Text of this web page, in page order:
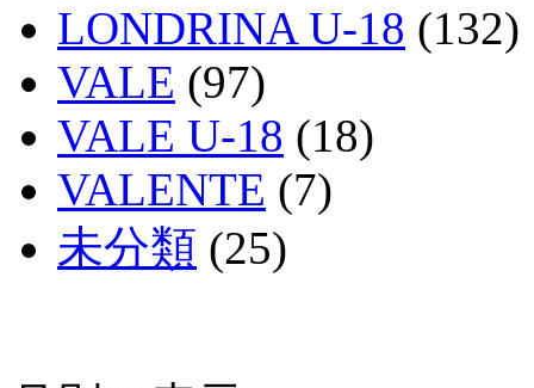
LONDRINA U-18 (132)
VALE (97)
VALE U-18 (18)
VALENTE (7)
未分類 (25)